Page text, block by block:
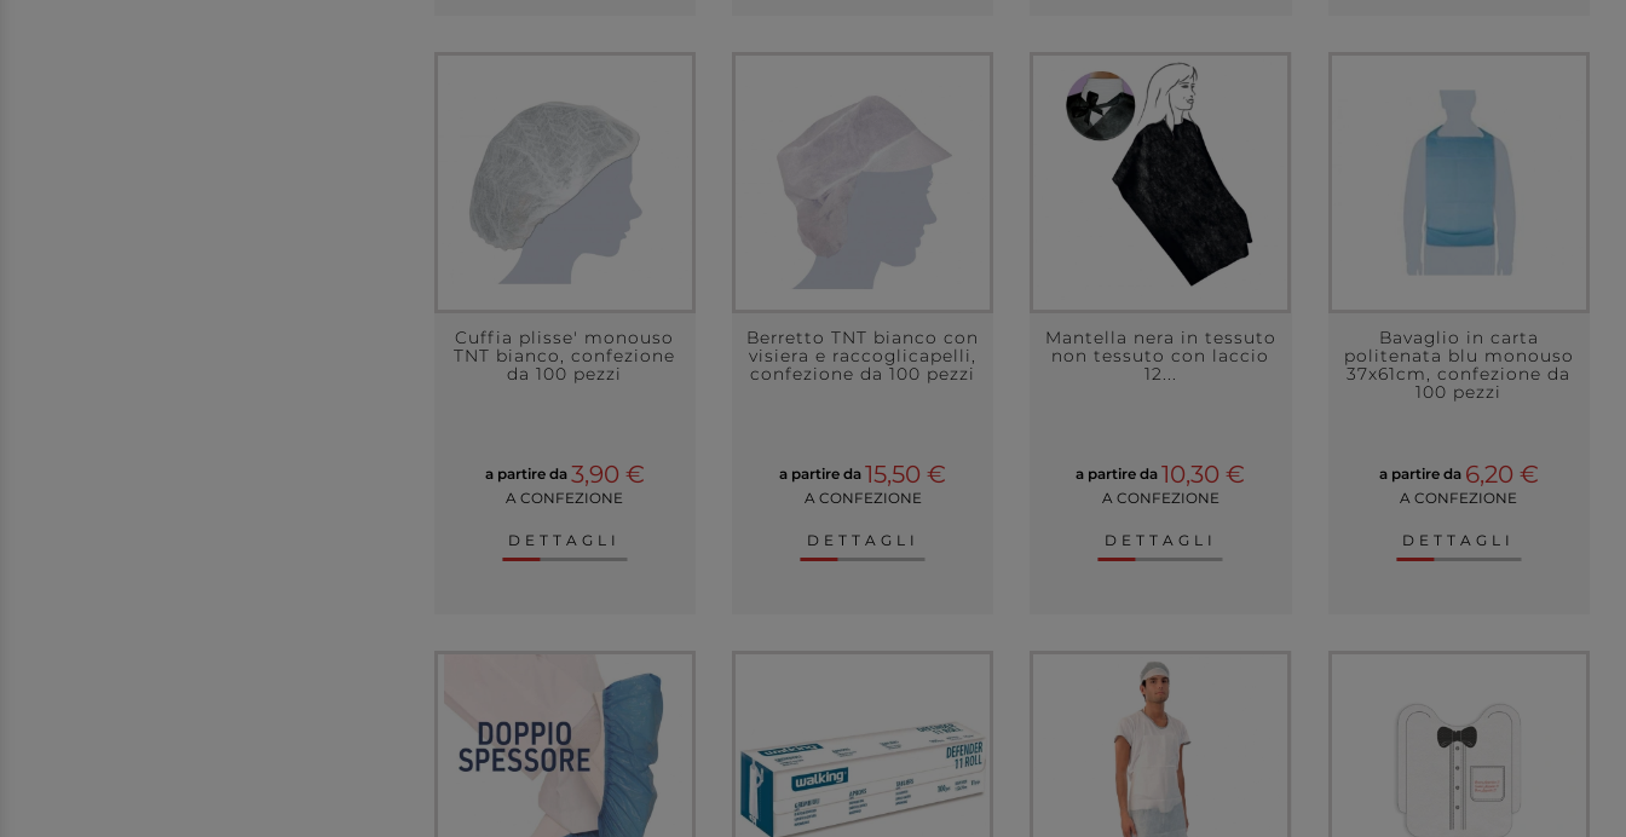
Cuffia plisse' monouso
TNT bianco, confezione
da 100 pezzi
a partire da 3,90 €
A CONFEZIONE
DETTAGLI
Berretto TNT bianco con
visiera e raccoglicapelli,
confezione da 100 pezzi
a partire da 15,50 €
A CONFEZIONE
DETTAGLI
Mantella nera in tessuto
non tessuto con laccio
12...
a partire da 10,30 €
A CONFEZIONE
DETTAGLI
Bavaglio in carta
politenata blu monouso
37x61cm, confezione da
100 pezzi
a partire da 6,20 €
A CONFEZIONE
DETTAGLI